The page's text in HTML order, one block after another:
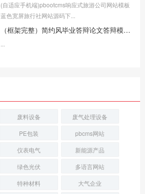
(自适应手机端)pbootcms响应式旅游公司网站模板
蓝色宽屏旅行社网站源码下...
（框架完整）简约风毕业答辩论文答辩模板下载
废料设备
废气处理设备
PE包装
pbcms网站
仪表电气
新能源产品
绿色光伏
多语言网站
特种材料
大气企业